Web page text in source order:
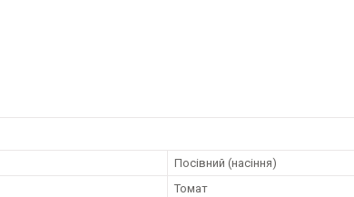
Посівний (насіння)
Томат